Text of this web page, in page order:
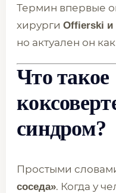
Термин впервые
хирурги Offierski и
но актуален он
Что такое
синдром?
Простыми
соседа». Когда у